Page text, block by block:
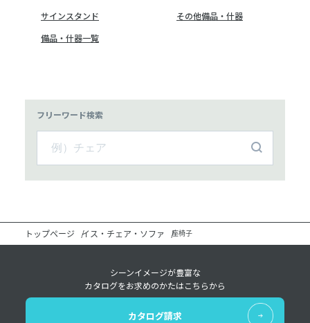
サインスタンド
その他備品・什器
備品・什器一覧
フリーワード検索
トップページ イス・チェア・ソファ 座椅子
シーンイメージが豊富な
カタログをお求めのかたはこちらから
カタログ請求